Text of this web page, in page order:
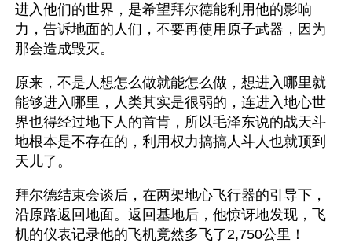
进入他们的世界，是希望拜尔德能利用他的影响
力，告诉地面的人们，不要再使用原子武器，因为
那会造成毁灭。
原来，不是人想怎么做就能怎么做，想进入哪里就
能够进入哪里，人类其实是很弱的，连进入地心世
界也得经过地下人的首肯，所以毛泽东说的战天斗
地根本是不存在的，利用权力搞搞人斗人也就顶到
天儿了。
拜尔德结束会谈后，在两架地心飞行器的引导下，
沿原路返回地面。返回基地后，他惊讶地发现，飞
机的仪表记录他的飞机竟然多飞了2,750公里！